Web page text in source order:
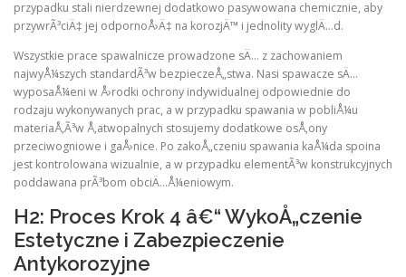
przypadku stali nierdzewnej dodatkowo pasywowana chemicznie, aby
przywrÃ³ciÄ‡ jej odpornoÅ›Ä‡ na korozjÄ™ i jednolity wyglÄ…d.
Wszystkie prace spawalnicze prowadzone sÄ… z zachowaniem
najwyÅ¼szych standardÃ³w bezpieczeÅ„stwa. Nasi spawacze sÄ…
wyposaÅ¼eni w Å›rodki ochrony indywidualnej odpowiednie do
rodzaju wykonywanych prac, a w przypadku spawania w pobliÅ¼u
materiaÅ‚Ã³w Å‚atwopalnych stosujemy dodatkowe osÅ‚ony
przeciwogniowe i gaÅ›nice. Po zakoÅ„czeniu spawania kaÅ¼da spoina
jest kontrolowana wizualnie, a w przypadku elementÃ³w konstrukcyjnych
poddawana prÃ³bom obciÄ…Å¼eniowym.
H2: Proces Krok 4 â€“ WykoÅ„czenie
Estetyczne i Zabezpieczenie
Antykorozyjne